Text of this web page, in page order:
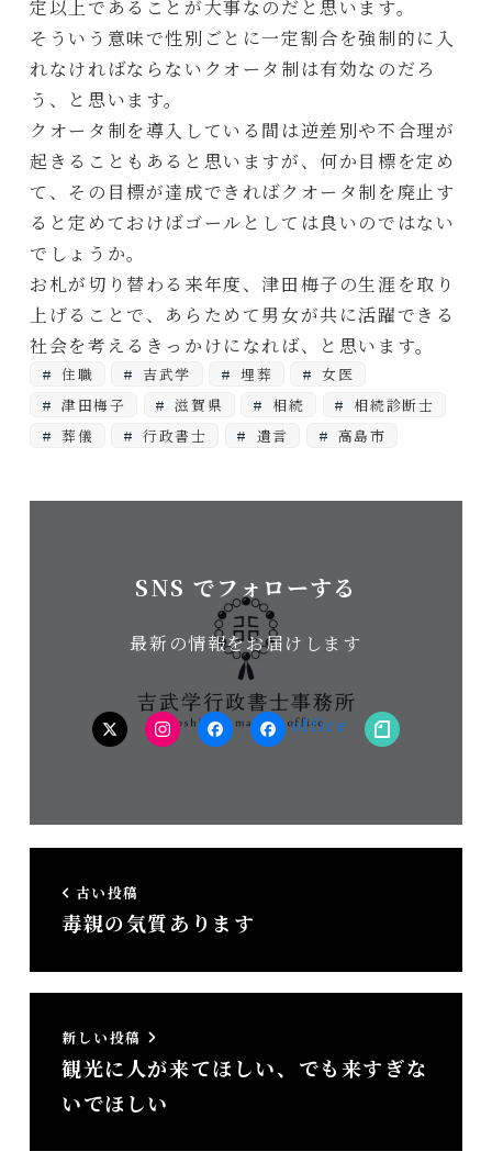
定以上であることが大事なのだと思います。
そういう意味で性別ごとに一定割合を強制的に入
れなければならないクオータ制は有効なのだろ
う、と思います。
クオータ制を導入している間は逆差別や不合理が
起きることもあると思いますが、何か目標を定め
て、その目標が達成できればクオータ制を廃止す
ると定めておけばゴールとしては良いのではない
でしょうか。
お札が切り替わる来年度、津田梅子の生涯を取り
上げることで、あらためて男女が共に活躍できる
社会を考えるきっかけになれば、と思います。
住職 吉武学 埋葬
女医
津田梅子
滋賀県 相続
相続診断士
葬儀
行政書士 遺言 高島市
SNS でフォローする
最新の情報をお届けします
twitterInstagramfacebook（個
facebook（事note
古い投稿
毒親の気質あります
新しい投稿
観光に人が来てほしい、でも来すぎな
いでほしい